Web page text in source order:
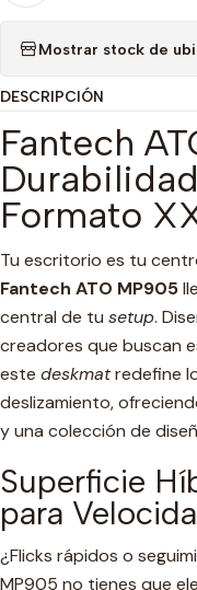
Mostrar stock de
DESCRIPCIÓN
Fantech
Formato
Tu escritorio es tu
Fantech ATO MP905
central de tu setup.
creadores que buscan
este deskmatredefine
deslizamiento,
y una colección de
Superficie
para
¿Flicks rápidos o
MP905 no tienes que